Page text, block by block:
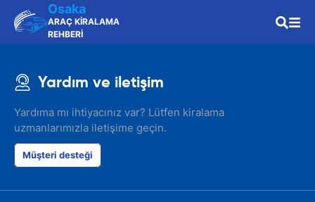
Osaka
ARAÇ KİRALAMA
REHBERİ
Yardım ve iletişim
Yardıma mı ihtiyacınız var? Lütfen kiralama
uzmanlarımızla iletişime geçin.
Müşteri desteği